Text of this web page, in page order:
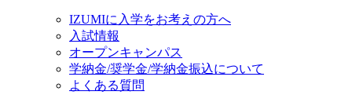
IZUMIに入学をお考えの方へ
入試情報
オープンキャンパス
学納金/奨学金/学納金振込について
よくある質問